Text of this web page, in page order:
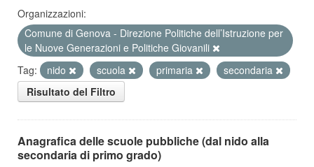
Organizzazioni:
Comune di Genova - Direzione Politiche dell’Istruzione per
le Nuove Generazioni e Politiche Giovanili
Tag:
nido scuola primaria
secondaria
Risultato del Filtro
Anagrafica delle scuole pubbliche (dal nido alla
secondaria di primo grado)